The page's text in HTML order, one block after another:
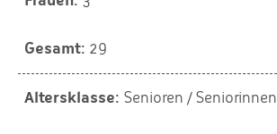
29
Senioren / Seniorinnen